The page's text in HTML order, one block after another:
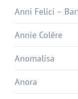
Anni Felici –
Annie Colère
Anomalisa
Anora